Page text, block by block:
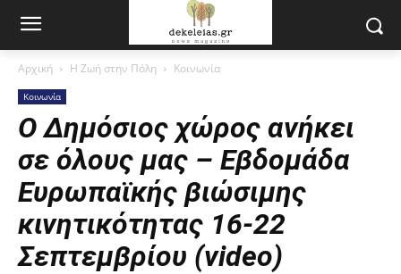
Αρχική Η Ζωή στην Πόλη Κοινωνία
Κοινωνία
Ο Δημόσιος χώρος ανήκει
σε όλους μας – Εβδομάδα
Ευρωπαϊκής βιώσιμης
κινητικότητας 16-22
Σεπτεμβρίου (video)